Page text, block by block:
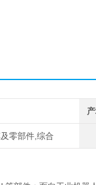
零部件,综合